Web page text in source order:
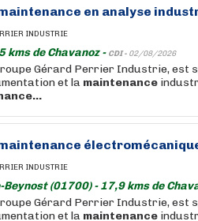
en analyse
INDUSTRIE
kms de Chavanoz - CDI - 02/08/2026
Gérard Perrier Industrie, est
et la maintenance
INDUSTRIE
(01700) - 17,9 kms de
Gérard Perrier Industrie, est
et la maintenance